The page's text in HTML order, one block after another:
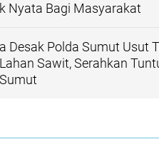
Nyata Bagi Masyarakat
Desak Polda Sumut Usut
Sawit, Serahkan